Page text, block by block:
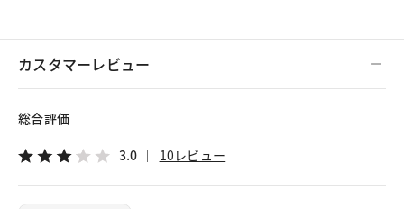
カスタマーレビュー
総合評価
3.0 10レビュー